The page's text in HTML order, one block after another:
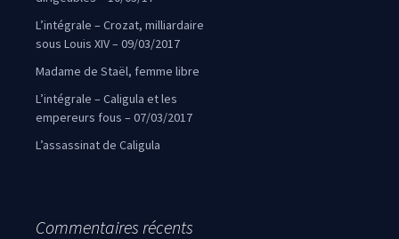
L’intégrale – Crozat, milliardaire
sous Louis XIV – 09/03/2017
Madame de Staël, femme libre
L’intégrale – Caligula et les
empereurs fous – 07/03/2017
L’assassinat de Caligula
Commentaires récents